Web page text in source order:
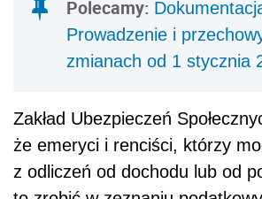
Polecamy:
Prowadzenie i
zmianach od 1 stycznia
Zakład Ubezpieczeń
że emeryci i renciści, którzy
z odliczeń od dochodu lub od